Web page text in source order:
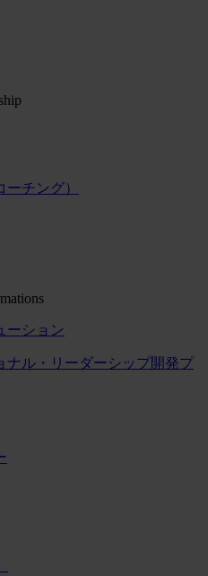
チング）
ーション
ナル・リーダーシップ開発プ